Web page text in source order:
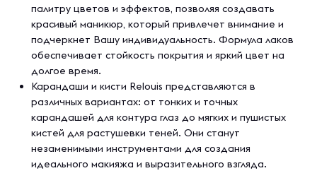
палитру цветов и эффектов, позволяя создавать
красивый маникюр, который привлечет внимание и
подчеркнет Вашу индивидуальность. Формула лаков
обеспечивает стойкость покрытия и яркий цвет на
долгое время.
Карандаши и кисти Relouis представляются в
различных вариантах: от тонких и точных
карандашей для контура глаз до мягких и пушистых
кистей для растушевки теней. Они станут
незаменимыми инструментами для создания
идеального макияжа и выразительного взгляда.